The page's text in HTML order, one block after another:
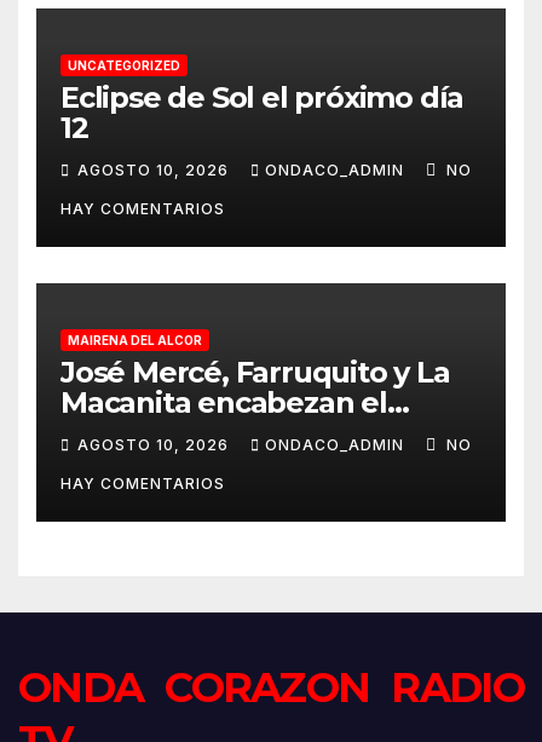
UNCATEGORIZED
Eclipse de Sol el próximo día
12
AGOSTO 10, 2026 ONDACO_ADMIN NO
HAY COMENTARIOS
MAIRENA DEL ALCOR
José Mercé, Farruquito y La
Macanita encabezan el
histórico cartel del LXV
Festival de Cante Jondo
Antonio Mairena
AGOSTO 10, 2026 ONDACO_ADMIN NO
HAY COMENTARIOS
ONDA CORAZON RADIO